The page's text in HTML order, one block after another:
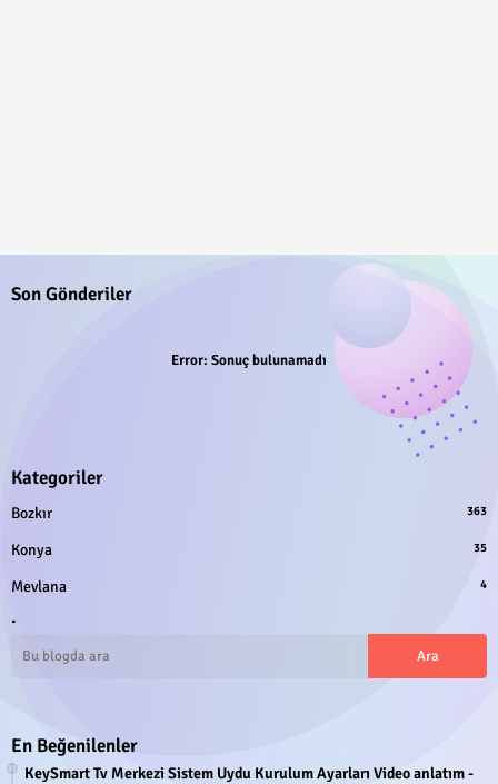
Son Gönderiler
Error: Sonuç bulunamadı
Kategoriler
Bozkır 363
Konya 35
Mevlana 4
.
En Beğenilenler
KeySmart Tv Merkezi Sistem Uydu Kurulum Ayarları Video anlatım -